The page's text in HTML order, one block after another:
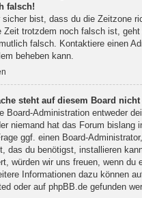
falsch!
sicher bist, dass du die Zeitzone
Zeit trotzdem noch falsch ist, geht
falsch. Kontaktiere einen
beheben kann.
steht auf diesem Board
Board-Administration entweder
niemand hat das Forum bislang
ggf. einen Board-
das du benötigst, installieren
würden wir uns freuen, wenn du
Informationen dazu können
oder auf phpBB.degefunden